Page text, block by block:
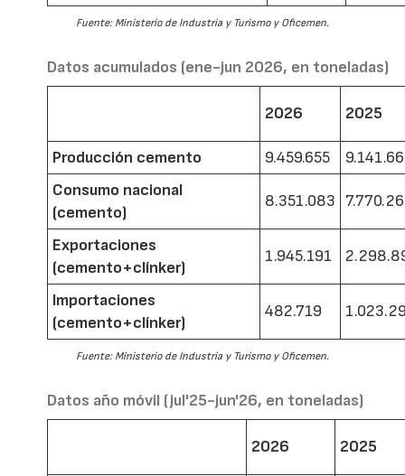
Fuente: Ministerio de Industria y Turismo y Oficemen.
Datos acumulados (ene-jun 2026, en toneladas)
2026 2025
Producción cemento 9.459.655
Consumo nacional
(cemento)
8.351.083
Exportaciones
(cemento+clínker)
1.945.191
Importaciones
(cemento+clínker)
482.719
Fuente: Ministerio de Industria y Turismo y Oficemen.
Datos año móvil (jul'25-jun'26, en toneladas)
2026 2025